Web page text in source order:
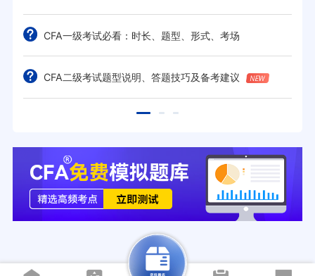
CFA一级考试必看：时长、题型、形式、考场
CFA二级考试题型说明、答题技巧及备考建议